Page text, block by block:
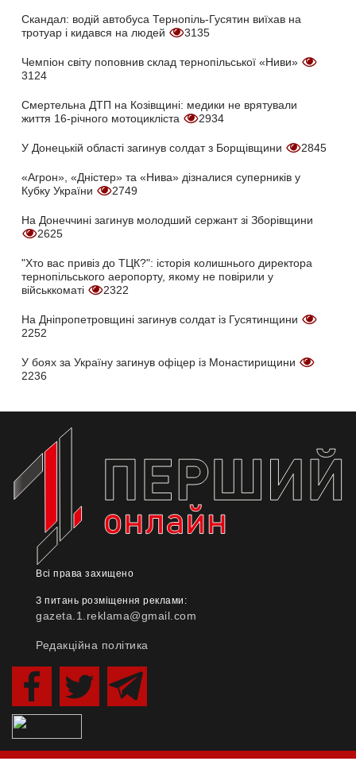
Скандал: водій автобуса Тернопіль-Гусятин виїхав на
тротуар і кидався на людей
3135
Чемпіон світу поповнив склад тернопільської «Ниви»
3124
Смертельна ДТП на Козівщині: медики не врятували
життя 16-річного мотоцикліста
2934
У Донецькій області загинув солдат з Борщівщини 2845
«Агрон», «Дністер» та «Нива» дізналися суперників у
Кубку України
2749
На Донеччині загинув молодший сержант зі Зборівщини
2625
"Хто вас привіз до ТЦК?": історія колишнього директора
тернопільського аеропорту, якому не повірили у
військкоматі
2322
На Дніпропетровщині загинув солдат із Гусятинщини
2252
У боях за Україну загинув офіцер із Монастирищини
2236
Всі права захищено
З питань розміщення реклами:
gazeta.1.reklama@gmail.com
Редакційна політика